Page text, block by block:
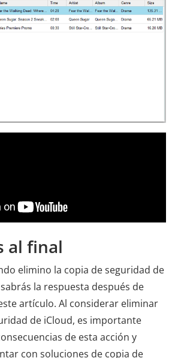
al final
elimino la copia de seguridad de
la respuesta después de
artículo. Al considerar eliminar
de iCloud, es importante
de esta acción y
con soluciones de copia de